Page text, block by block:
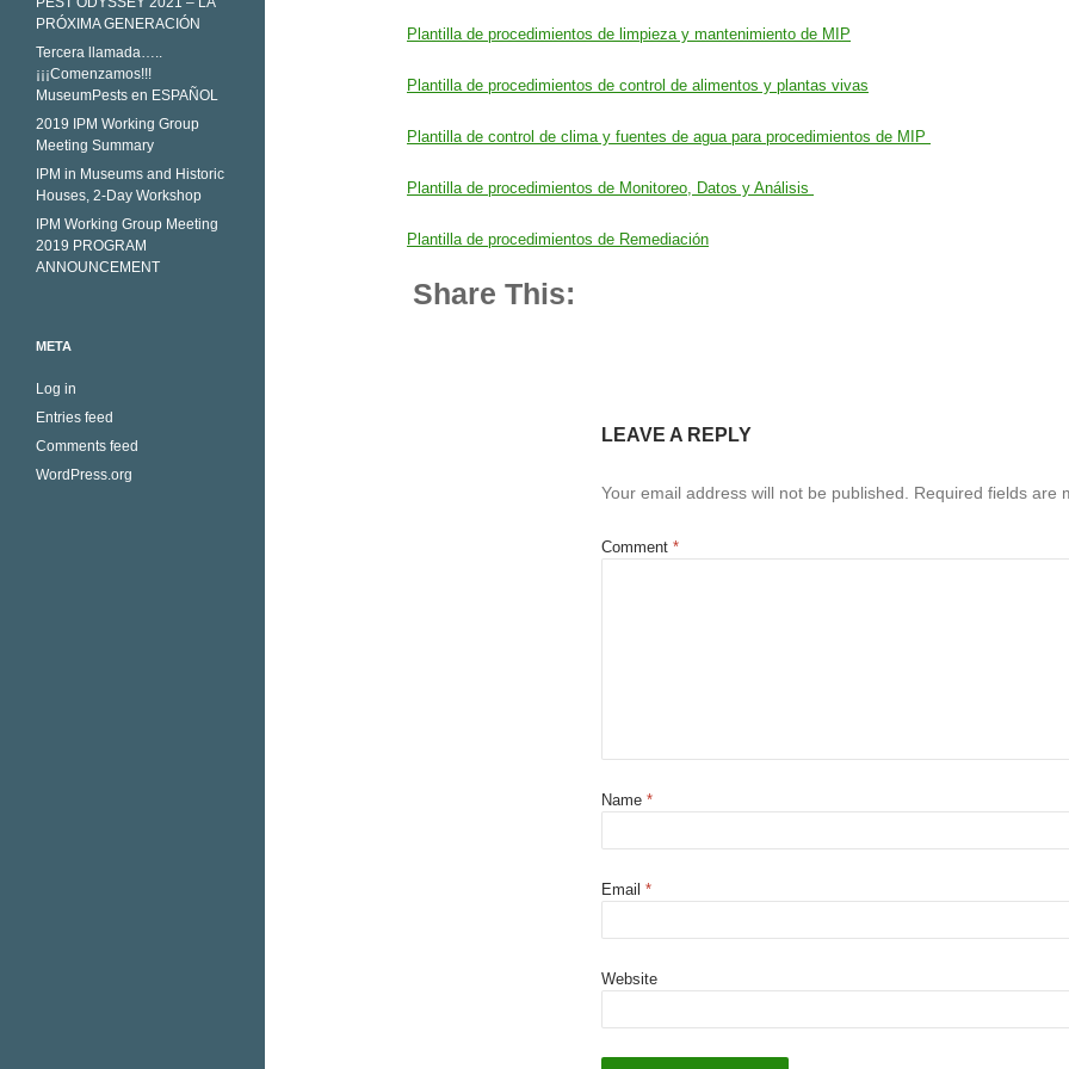
Plantilla de procedimientos de limpieza y mantenimiento de MIP
Plantilla de procedimientos de control de alimentos y plantas vivas
Plantilla de control de clima y fuentes de agua para procedimientos de MIP
Plantilla de procedimientos de Monitoreo, Datos y Análisis
Plantilla de procedimientos de Remediación
Share This:
LEAVE A REPLY
Your email address will not be published. Required fields are
Comment *
Name *
Email *
Website
PRÓXIMA GENERACIÓN
Tercera llamada…..
¡¡¡Comenzamos!!!
MuseumPests en ESPAÑOL
2019 IPM Working Group
Meeting Summary
IPM in Museums and Historic
Houses, 2-Day Workshop
IPM Working Group Meeting
2019 PROGRAM
ANNOUNCEMENT
META
Log in
Entries feed
Comments feed
WordPress.org